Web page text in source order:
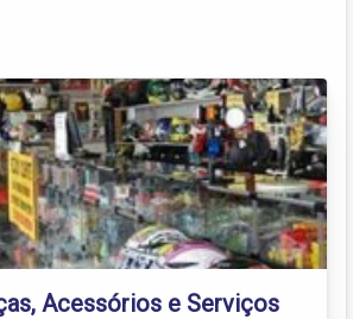
Acessórios e Serviços